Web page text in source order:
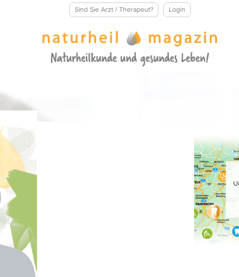
Sind Sie Arzt / Therapeut?
Login